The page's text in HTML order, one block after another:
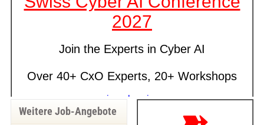
Weitere Job-Angebote